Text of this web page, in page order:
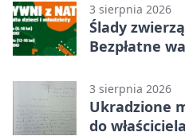
3 sierpnia 2026
Ślady
Bezpłatne
3 sierpnia 2026
Ukradzione
do